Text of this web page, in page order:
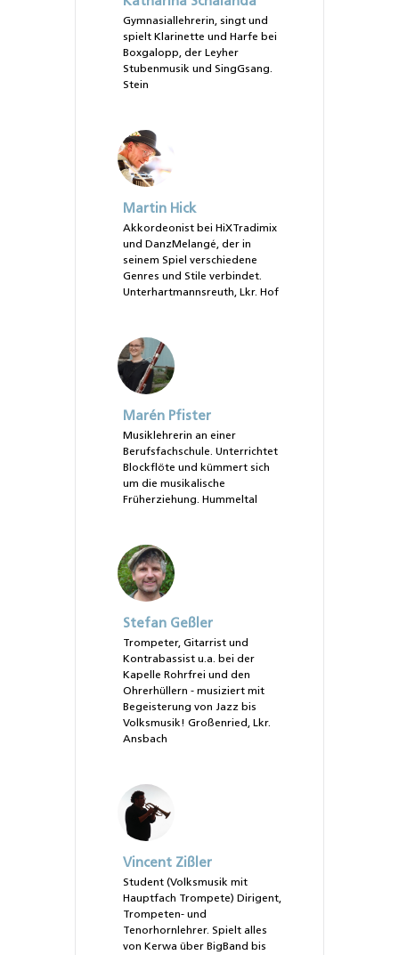
Gymnasiallehrerin, singt und
spielt Klarinette und Harfe bei
Boxgalopp, der Leyher
Stubenmusik und SingGsang.
Stein
Martin Hick
Akkordeonist bei HiXTradimix
und DanzMelangé, der in
seinem Spiel verschiedene
Genres und Stile verbindet.
Unterhartmannsreuth, Lkr. Hof
Marén Pfister
Musiklehrerin an einer
Berufsfachschule. Unterrichtet
Blockflöte und kümmert sich
um die musikalische
Früherziehung. Hummeltal
Stefan Geßler
Trompeter, Gitarrist und
Kontrabassist u.a. bei der
Kapelle Rohrfrei und den
Ohrerhüllern - musiziert mit
Begeisterung von Jazz bis
Volksmusik! Großenried, Lkr.
Ansbach
Vincent Zißler
Student (Volksmusik mit
Hauptfach Trompete) Dirigent,
Trompeten- und
Tenorhornlehrer. Spielt alles
von Kerwa über BigBand bis